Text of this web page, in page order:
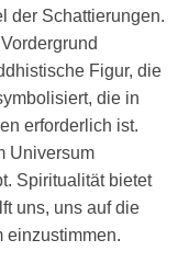
der Schattierungen.
Figur, die
die in
erforderlich ist.
Universum
Spiritualität bietet
uns, uns auf die
einzustimmen.